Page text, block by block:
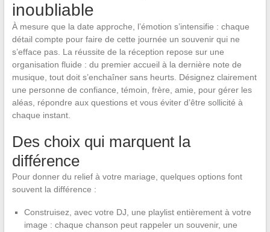
inoubliable
À mesure que la date approche, l’émotion s’intensifie : chaque
détail compte pour faire de cette journée un souvenir qui ne
s’efface pas. La réussite de la réception repose sur une
organisation fluide : du premier accueil à la dernière note de
musique, tout doit s’enchaîner sans heurts. Désignez clairement
une personne de confiance, témoin, frère, amie, pour gérer les
aléas, répondre aux questions et vous éviter d’être sollicité à
chaque instant.
Des choix qui marquent la
différence
Pour donner du relief à votre mariage, quelques options font
souvent la différence :
Construisez, avec votre DJ, une playlist entièrement à votre
image : chaque chanson peut rappeler un souvenir, une